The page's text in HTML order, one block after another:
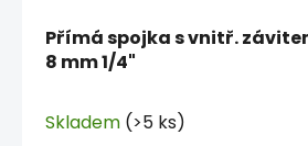
Přímá spojka s vnitř.
8 mm 1/4"
Skladem (>5 ks)